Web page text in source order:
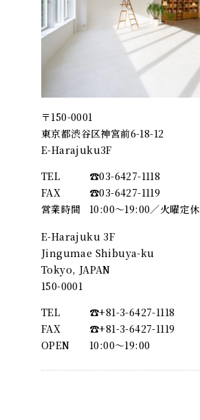
〒150-0001
東京都渋谷区神宮前6-18-12
E-Harajuku3F
TEL
☎︎03-6427-1118
FAX
☎︎03-6427-1119
営業時間
10:00～19:00／火曜定休
E-Harajuku 3F
Jingumae Shibuya-ku
Tokyo, JAPAN
150-0001
TEL
☎︎+81-3-6427-1118
FAX
☎︎+81-3-6427-1119
OPEN
10:00〜19:00